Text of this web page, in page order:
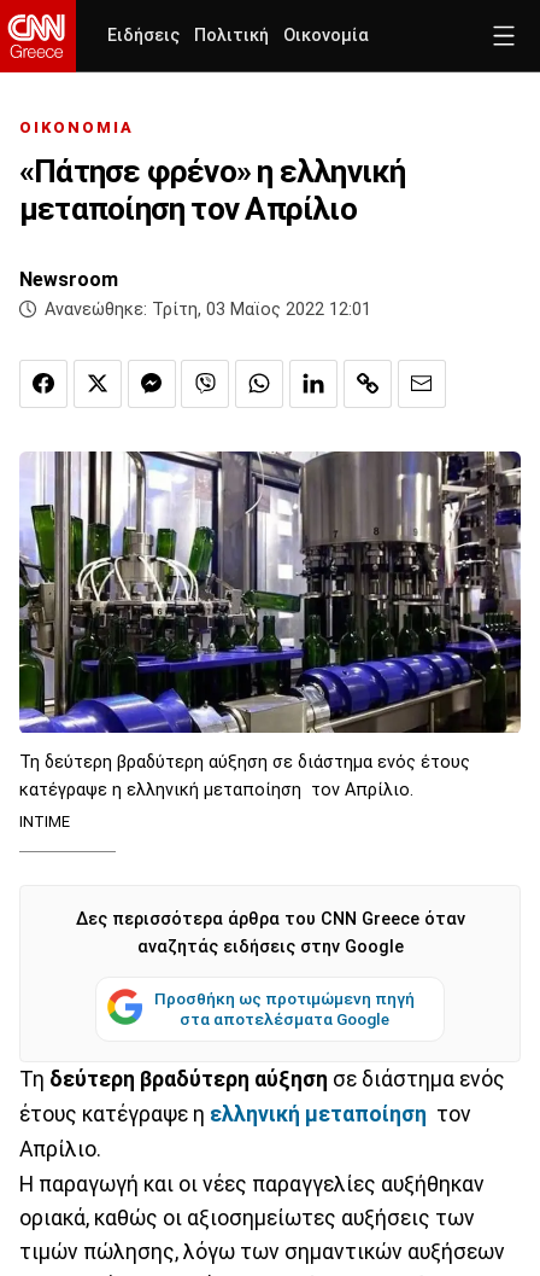
Ειδήσεις Πολιτική Οικονομία
ΟΙΚΟΝΟΜΙΑ
«Πάτησε φρένο» η ελληνική
μεταποίηση τον Απρίλιο
Newsroom
Ανανεώθηκε: Τρίτη, 03 Μαϊος 2022 12:01
Τη δεύτερη βραδύτερη αύξηση σε διάστημα ενός έτους
κατέγραψε η ελληνική μεταποίηση τον Απρίλιο.
INTIME
Δες περισσότερα άρθρα του CNN Greece όταν
αναζητάς ειδήσεις στην Google
Προσθήκη ως προτιμώμενη πηγή
στα αποτελέσματα Google
Τη δεύτερη βραδύτερη αύξηση σε διάστημα ενός
έτους κατέγραψε η ελληνική μεταποίηση τον
Απρίλιο.
Η παραγωγή και οι νέες παραγγελίες αυξήθηκαν
οριακά, καθώς οι αξιοσημείωτες αυξήσεις των
τιμών πώλησης, λόγω των σημαντικών αυξήσεων